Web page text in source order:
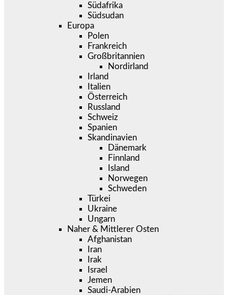
Südafrika
Südsudan
Europa
Polen
Frankreich
Großbritannien
Nordirland
Irland
Italien
Österreich
Russland
Schweiz
Spanien
Skandinavien
Dänemark
Finnland
Island
Norwegen
Schweden
Türkei
Ukraine
Ungarn
Naher & Mittlerer Osten
Afghanistan
Iran
Irak
Israel
Jemen
Saudi-Arabien